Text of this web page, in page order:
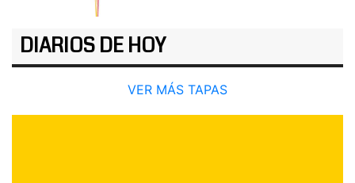
DIARIOS DE HOY
VER MÁS TAPAS